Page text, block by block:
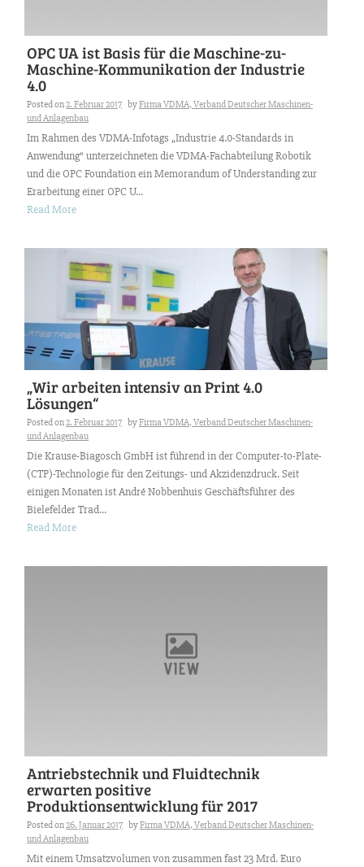
OPC UA ist Basis für die Maschine-zu-
Maschine-Kommunikation der Industrie
4.0
Posted on2. Februar 2017 byFirma VDMA, Verband Deutscher Maschinen-
und Anlagenbau
Im Rahmen des VDMA-Infotags „Industrie 4.0-Standards in
Anwendung“ unterzeichneten die VDMA-Fachabteilung Robotik
und die OPC Foundation ein Memorandum of Understanding zur
Erarbeitung einer OPC U...
Read More
„Wir arbeiten intensiv an Print 4.0
Lösungen“
Posted on2. Februar 2017 byFirma VDMA, Verband Deutscher Maschinen-
und Anlagenbau
Die Krause-Biagosch GmbH ist führend in der Computer-to-Plate-
(CTP)-Technologie für den Zeitungs- und Akzidenzdruck. Seit
einigen Monaten ist André Nobbenhuis Geschäftsführer des
Bielefelder Trad...
Read More
Antriebstechnik und Fluidtechnik
erwarten positive
Produktionsentwicklung für 2017
Posted on26. Januar 2017 byFirma VDMA, Verband Deutscher Maschinen-
und Anlagenbau
Mit einem Umsatzvolumen von zusammen fast 23 Mrd. Euro